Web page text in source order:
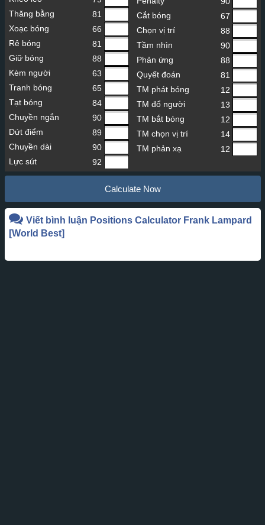
Thăng bằng
81
Xoạc bóng
66
Rê bóng
81
Giữ bóng
88
Kèm người
63
Tranh bóng
65
Tạt bóng
84
Chuyền ngắn
90
Dứt điểm
89
Chuyền dài
90
Lực sút
92
Cắt bóng
67
Chọn vị trí
88
Tầm nhìn
90
Phản ứng
88
Quyết đoán
81
TM phát bóng
12
TM đổ người
13
TM bắt bóng
12
TM chọn vị trí
14
TM phản xạ
12
Calculate Now
Viết bình luận Positions Calculator Frank Lampard
[World Best]